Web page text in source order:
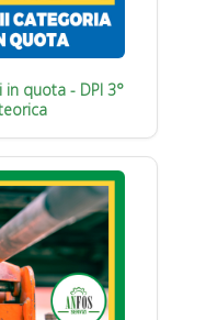
quota - DPI 3°